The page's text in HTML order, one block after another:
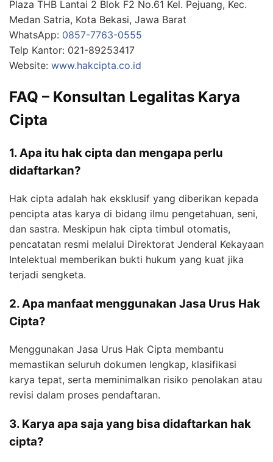
Plaza THB Lantai 2 Blok F2 No.61 Kel. Pejuang, Kec.
Medan Satria, Kota Bekasi, Jawa Barat
WhatsApp: 0857-7763-0555
Telp Kantor: 021-89253417
Website: www.hakcipta.co.id
FAQ – Konsultan Legalitas Karya
Cipta
1. Apa itu hak cipta dan mengapa perlu
didaftarkan?
Hak cipta adalah hak eksklusif yang diberikan kepada
pencipta atas karya di bidang ilmu pengetahuan, seni,
dan sastra. Meskipun hak cipta timbul otomatis,
pencatatan resmi melalui Direktorat Jenderal Kekayaan
Intelektual memberikan bukti hukum yang kuat jika
terjadi sengketa.
2. Apa manfaat menggunakan Jasa Urus Hak
Cipta?
Menggunakan Jasa Urus Hak Cipta membantu
memastikan seluruh dokumen lengkap, klasifikasi
karya tepat, serta meminimalkan risiko penolakan atau
revisi dalam proses pendaftaran.
3. Karya apa saja yang bisa didaftarkan hak
cipta?